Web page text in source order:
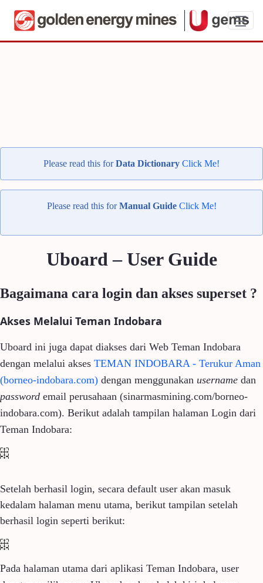
UBoard Data Dictionary - Teman
Please read this forData Dictionary Click Me!
Please read this forManual Guide Click Me!
Uboard – User Guide
Bagaimana cara login dan akses superset ?
Akses Melalui Teman Indobara
Uboard ini juga dapat diakses dari Web Teman Indobara
dengan melalui akses TEMAN INDOBARA - Terukur Aman
(borneo-indobara.com) dengan menggunakan username dan
password email perusahaan (sinarmasmining.com/borneo-
indobara.com). Berikut adalah tampilan halaman Login dari
Teman Indobara:
Setelah berhasil login, secara default user akan masuk
kedalam halaman menu utama, berikut tampilan setelah
berhasil login seperti berikut:
Pada halaman utama dari aplikasi Teman Indobara, user